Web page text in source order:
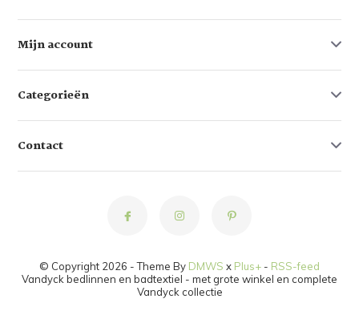
Mijn account
Categorieën
Contact
© Copyright 2026 - Theme By DMWS x Plus+ - RSS-feed
Vandyck bedlinnen en badtextiel - met grote winkel en complete
Vandyck collectie